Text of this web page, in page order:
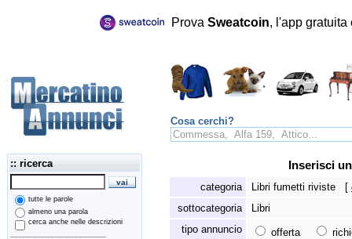
Prova Sweatcoin, l'app
Cosa cerchi?
:: ricerca
tutte le parole
almeno una parola
cerca anche nelle descrizioni
Inserisci
categoria Libri fumetti riviste [
sottocategoria
Libri
tipo annuncio
offerta